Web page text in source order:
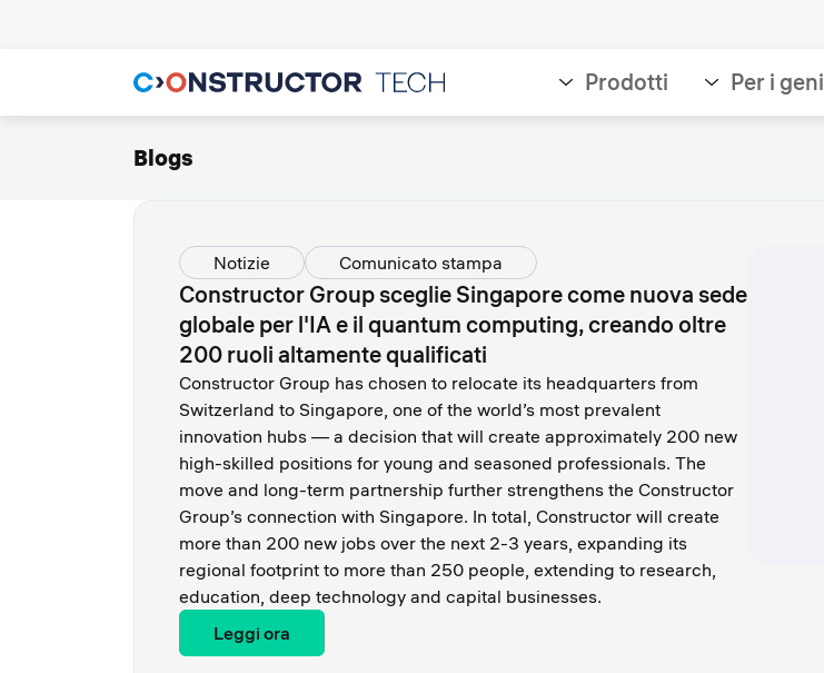
Prodotti Per i
Blogs
Notizie Comunicato stampa
Constructor Group sceglie Singapore come nuova sede
globale per l'IA e il quantum computing, creando oltre
200 ruoli altamente qualificati
Constructor Group has chosen to relocate its headquarters from
Switzerland to Singapore, one of the world’s most prevalent
innovation hubs — a decision that will create approximately 200 new
high-skilled positions for young and seasoned professionals. The
move and long-term partnership further strengthens the Constructor
Group’s connection with Singapore. In total, Constructor will create
more than 200 new jobs over the next 2-3 years, expanding its
regional footprint to more than 250 people, extending to research,
education, deep technology and capital businesses.
Leggi ora